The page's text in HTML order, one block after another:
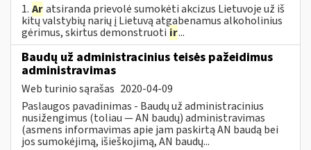
1. Aratsiranda prievolė sumokėti akcizus Lietuvoje už iš
kitų valstybių narių į Lietuvą atgabenamus alkoholinius
gėrimus, skirtus demonstruoti ir...
Baudų už administracinius teisės pažeidimus
administravimas
Web turinio sąrašas 2020-04-09
Paslaugos pavadinimas - Baudų už administracinius
nusižengimus (toliau — AN baudų) administravimas
(asmens informavimas apie jam paskirtą AN baudą bei
jos sumokėjimą, išieškojimą, AN baudų...